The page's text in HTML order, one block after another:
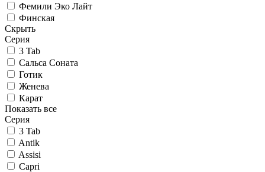
Фемили Эко Лайт
Финская
Скрыть
Серия
3 Tab
Сальса Соната
Готик
Женева
Карат
Показать все
Серия
3 Tab
Antik
Assisi
Capri